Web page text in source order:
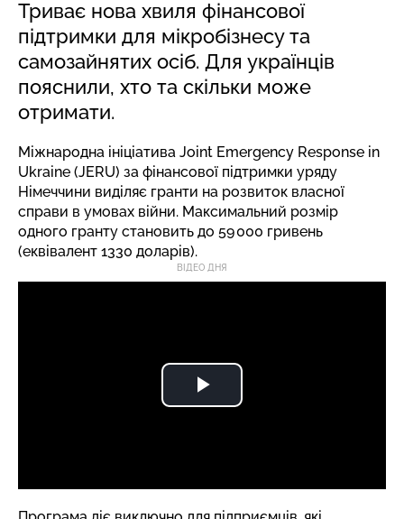
Триває нова хвиля фінансової
підтримки для мікробізнесу та
самозайнятих осіб. Для українців
пояснили, хто та скільки може
отримати.
Міжнародна ініціатива Joint Emergency Response in
Ukraine (JERU) за фінансової підтримки уряду
Німеччини виділяє гранти на розвиток власної
справи в умовах війни. Максимальний розмір
одного гранту становить до 59 000 гривень
(еквівалент 1330 доларів).
ВІДЕО ДНЯ